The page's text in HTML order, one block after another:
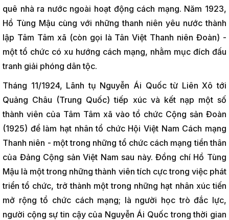
quê nhà ra nước ngoài hoạt động cách mạng. Năm 1923,
Hồ Tùng Mậu cùng với những thanh niên yêu nước thành
lập Tâm Tâm xã (còn gọi là Tân Việt Thanh niên Đoàn) -
một tổ chức có xu hướng cách mạng, nhằm mục đích đấu
tranh giải phóng dân tộc.
Tháng 11/1924, Lãnh tụ Nguyễn Ái Quốc từ Liên Xô tới
Quảng Châu (Trung Quốc) tiếp xúc và kết nạp một số
thành viên của Tâm Tâm xã vào tổ chức Cộng sản Đoàn
(1925) để làm hạt nhân tổ chức Hội Việt Nam Cách mạng
Thanh niên - một trong những tổ chức cách mạng tiền thân
của Đảng Cộng sản Việt Nam sau này. Đồng chí Hồ Tùng
Mậu là một trong những thành viên tích cực trong việc phát
triển tổ chức, trở thành một trong những hạt nhân xúc tiến
mở rộng tổ chức cách mạng; là người học trò đắc lực,
người cộng sự tin cậy của Nguyễn Ái Quốc trong thời gian